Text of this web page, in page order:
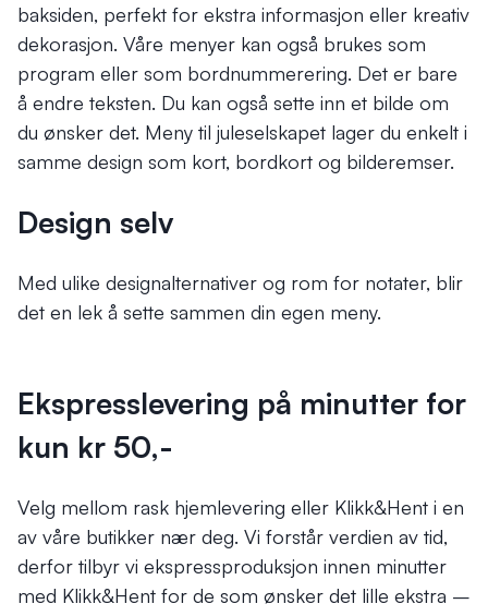
baksiden, perfekt for ekstra informasjon eller kreativ
dekorasjon. Våre menyer kan også brukes som
program eller som bordnummerering. Det er bare
å endre teksten. Du kan også sette inn et bilde om
du ønsker det. Meny til juleselskapet lager du enkelt i
samme design som kort, bordkort og bilderemser.
Design selv
Med ulike designalternativer og rom for notater, blir
det en lek å sette sammen din egen meny.
Ekspresslevering på minutter for
kun kr 50,-
Velg mellom rask hjemlevering eller Klikk&Hent i en
av våre butikker nær deg. Vi forstår verdien av tid,
derfor tilbyr vi ekspressproduksjon innen minutter
med Klikk&Hent for de som ønsker det lille ekstra –